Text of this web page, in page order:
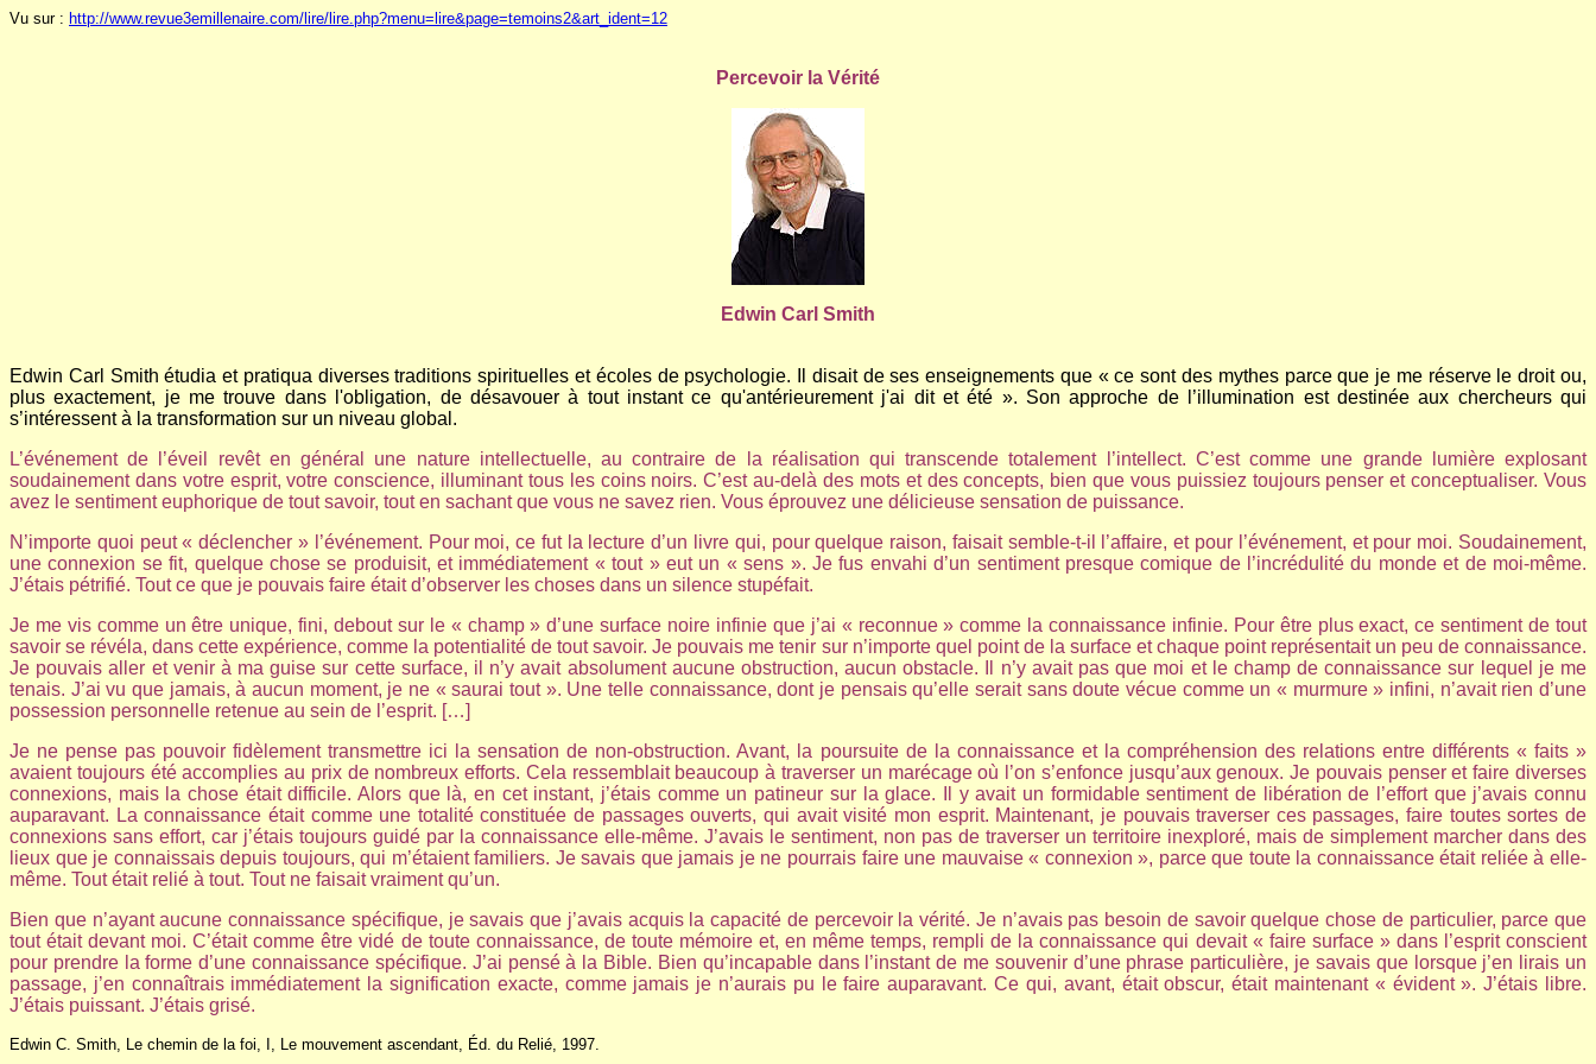
Vu sur : http://www.revue3emillenaire.com/lire/lire.php?menu=lire&page=temoins2&art_ident=12
Percevoir la Vérité
Edwin Carl Smith
Edwin Carl Smith étudia et pratiqua diverses traditions spirituelles et écoles de psychologie. Il disait de ses enseignements que « ce sont des mythes parce que je me réserve le droit ou,
plus exactement, je me trouve dans l'obligation, de désavouer à tout instant ce qu'antérieurement j'ai dit et été ». Son approche de l’illumination est destinée aux chercheurs qui
s’intéressent à la transformation sur un niveau global.
L’événement de l’éveil revêt en général une nature intellectuelle, au contraire de la réalisation qui transcende totalement l’intellect. C’est comme une grande lumière explosant
soudainement dans votre esprit, votre conscience, illuminant tous les coins noirs. C’est au-delà des mots et des concepts, bien que vous puissiez toujours penser et conceptualiser. Vous
avez le sentiment euphorique de tout savoir, tout en sachant que vous ne savez rien. Vous éprouvez une délicieuse sensation de puissance.
N’importe quoi peut « déclencher » l’événement. Pour moi, ce fut la lecture d’un livre qui, pour quelque raison, faisait semble-t-il l’affaire, et pour l’événement, et pour moi. Soudainement,
une connexion se fit, quelque chose se produisit, et immédiatement « tout » eut un « sens ». Je fus envahi d’un sentiment presque comique de l’incrédulité du monde et de moi-même.
J’étais pétrifié. Tout ce que je pouvais faire était d’observer les choses dans un silence stupéfait.
Je me vis comme un être unique, fini, debout sur le « champ » d’une surface noire infinie que j’ai « reconnue » comme la connaissance infinie. Pour être plus exact, ce sentiment de tout
savoir se révéla, dans cette expérience, comme la potentialité de tout savoir. Je pouvais me tenir sur n’importe quel point de la surface et chaque point représentait un peu de connaissance.
Je pouvais aller et venir à ma guise sur cette surface, il n’y avait absolument aucune obstruction, aucun obstacle. Il n’y avait pas que moi et le champ de connaissance sur lequel je me
tenais. J’ai vu que jamais, à aucun moment, je ne « saurai tout ». Une telle connaissance, dont je pensais qu’elle serait sans doute vécue comme un « murmure » infini, n’avait rien d’une
possession personnelle retenue au sein de l’esprit. […]
Je ne pense pas pouvoir fidèlement transmettre ici la sensation de non-obstruction. Avant, la poursuite de la connaissance et la compréhension des relations entre différents « faits »
avaient toujours été accomplies au prix de nombreux efforts. Cela ressemblait beaucoup à traverser un marécage où l’on s’enfonce jusqu’aux genoux. Je pouvais penser et faire diverses
connexions, mais la chose était difficile. Alors que là, en cet instant, j’étais comme un patineur sur la glace. Il y avait un formidable sentiment de libération de l’effort que j’avais connu
auparavant. La connaissance était comme une totalité constituée de passages ouverts, qui avait visité mon esprit. Maintenant, je pouvais traverser ces passages, faire toutes sortes de
connexions sans effort, car j’étais toujours guidé par la connaissance elle-même. J’avais le sentiment, non pas de traverser un territoire inexploré, mais de simplement marcher dans des
lieux que je connaissais depuis toujours, qui m’étaient familiers. Je savais que jamais je ne pourrais faire une mauvaise « connexion », parce que toute la connaissance était reliée à elle-
même. Tout était relié à tout. Tout ne faisait vraiment qu’un.
Bien que n’ayant aucune connaissance spécifique, je savais que j’avais acquis la capacité de percevoir la vérité. Je n’avais pas besoin de savoir quelque chose de particulier, parce que
tout était devant moi. C’était comme être vidé de toute connaissance, de toute mémoire et, en même temps, rempli de la connaissance qui devait « faire surface » dans l’esprit conscient
pour prendre la forme d’une connaissance spécifique. J’ai pensé à la Bible. Bien qu’incapable dans l’instant de me souvenir d’une phrase particulière, je savais que lorsque j’en lirais un
passage, j’en connaîtrais immédiatement la signification exacte, comme jamais je n’aurais pu le faire auparavant. Ce qui, avant, était obscur, était maintenant « évident ». J’étais libre.
J’étais puissant. J’étais grisé.
Edwin C. Smith, Le chemin de la foi, I, Le mouvement ascendant, Éd. du Relié, 1997.